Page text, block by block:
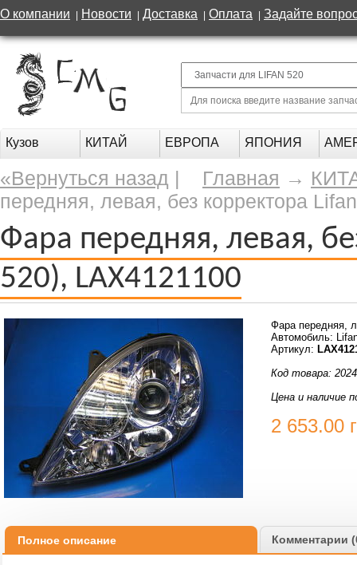
О компании Новости Доставка Оплата Задайте
Кузов КИТАЙ ЕВРОПА ЯПОНИЯ
«Вернуться назад | Главная →
передняя, левая, без корректора
Фара передняя, левая,
520), LAX4121100
Фара передняя,
Автомобиль:
Артикул:
Код товара:
Цена и наличие
2 653.00
Полное описание Комментарии